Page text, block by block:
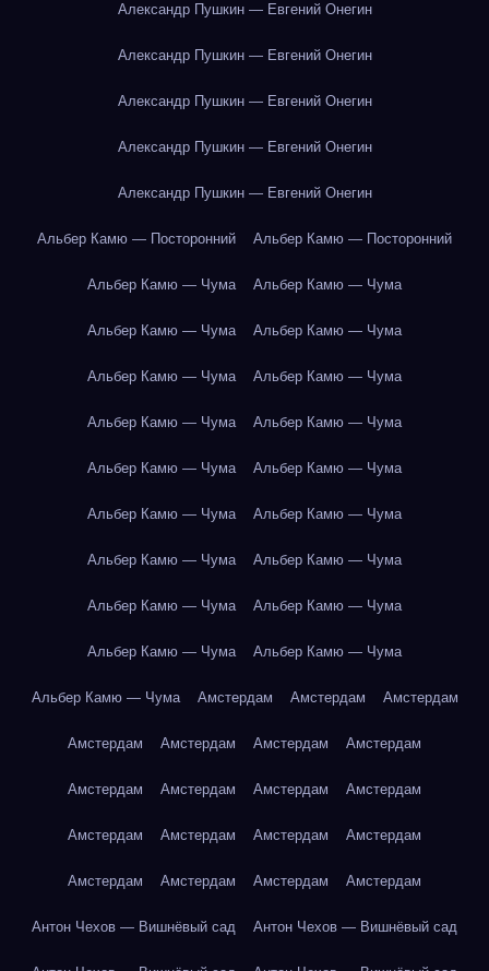
Александр Пушкин — Евгений Онегин
Александр Пушкин — Евгений Онегин
Александр Пушкин — Евгений Онегин
Александр Пушкин — Евгений Онегин
Александр Пушкин — Евгений Онегин
Альбер Камю — Посторонний Альбер Камю — Посторонний
Альбер Камю — Чума Альбер Камю — Чума
Альбер Камю — Чума Альбер Камю — Чума
Альбер Камю — Чума Альбер Камю — Чума
Альбер Камю — Чума Альбер Камю — Чума
Альбер Камю — Чума Альбер Камю — Чума
Альбер Камю — Чума Альбер Камю — Чума
Альбер Камю — Чума Альбер Камю — Чума
Альбер Камю — Чума Альбер Камю — Чума
Альбер Камю — Чума Альбер Камю — Чума
Альбер Камю — Чума Амстердам Амстердам Амстердам
Амстердам Амстердам Амстердам Амстердам
Амстердам Амстердам Амстердам Амстердам
Амстердам Амстердам Амстердам Амстердам
Амстердам Амстердам Амстердам Амстердам
Антон Чехов — Вишнёвый сад Антон Чехов — Вишнёвый сад